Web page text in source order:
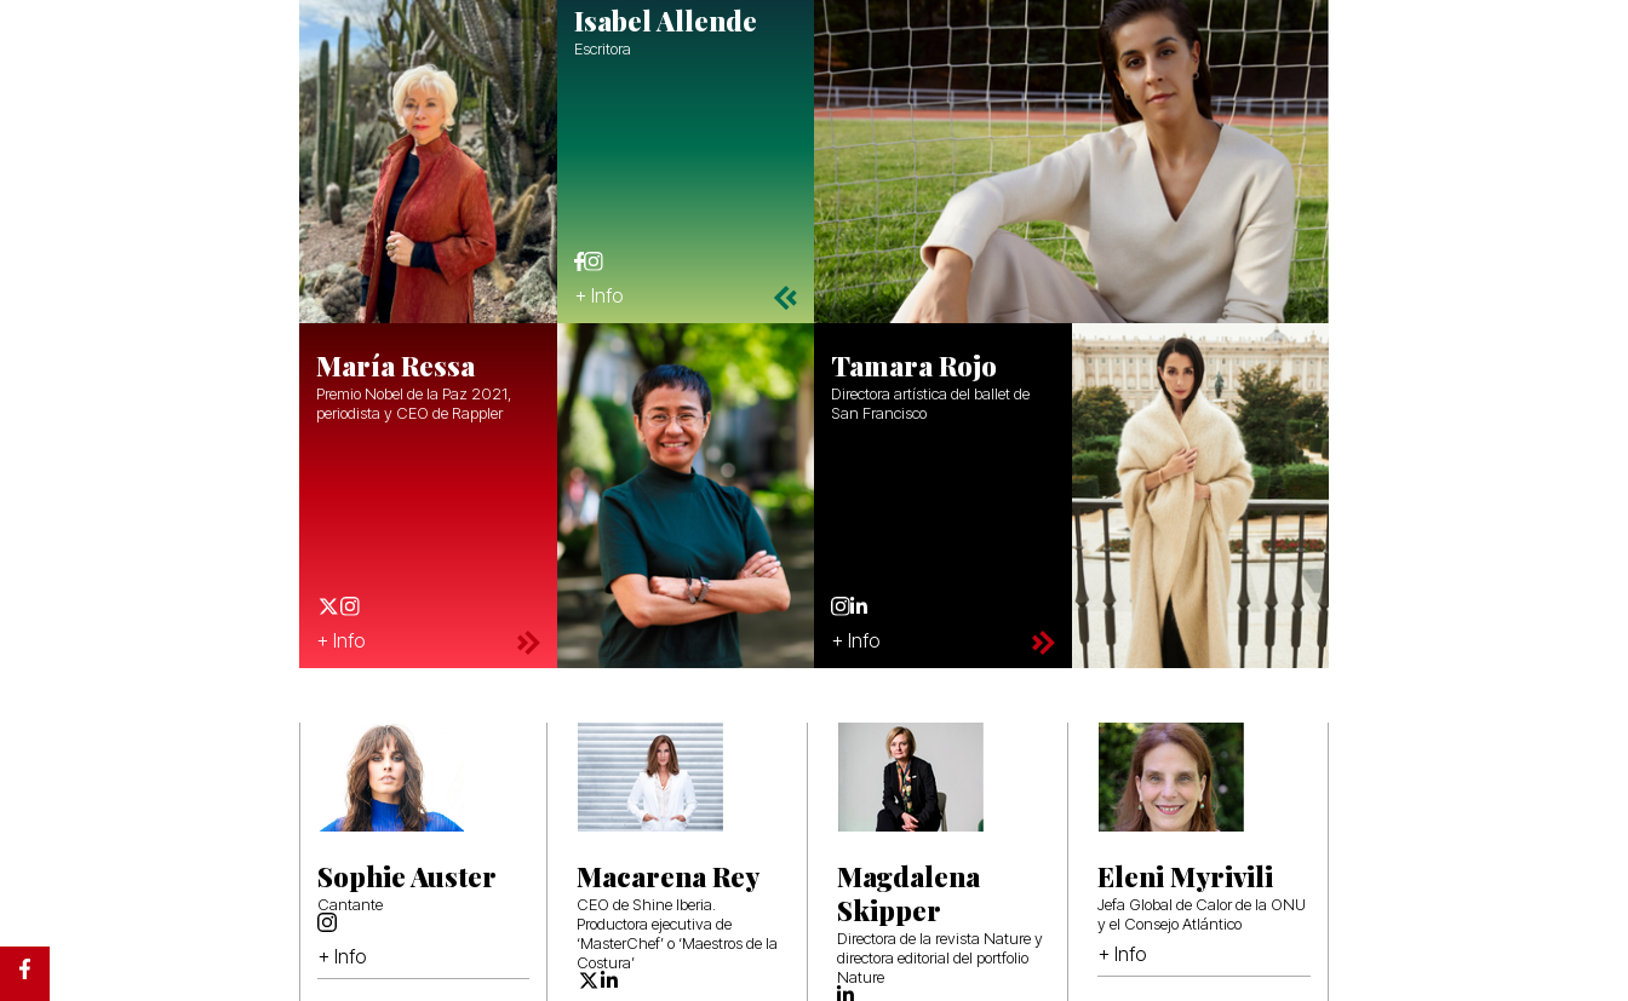
Isabel Allende
Escritora
+ Info
María Ressa
Premio Nobel de la Paz 2021,
periodista y CEO de Rappler
+ Info
Tamara Rojo
Directora artística del ballet de
San Francisco
+ Info
Sophie Auster
Cantante
+ Info
Macarena Rey
CEO de Shine Iberia.
Productora ejecutiva de
‘MasterChef’ o ‘Maestros de la
Costura’
Magdalena
Skipper
Directora de la revista Nature y
directora editorial del portfolio
Nature
Eleni Myrivili
Jefa Global de Calor de la ONU
y el Consejo Atlántico
+ Info